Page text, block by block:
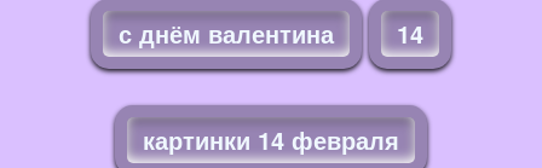
с днём валентина 14
картинки 14 февраля